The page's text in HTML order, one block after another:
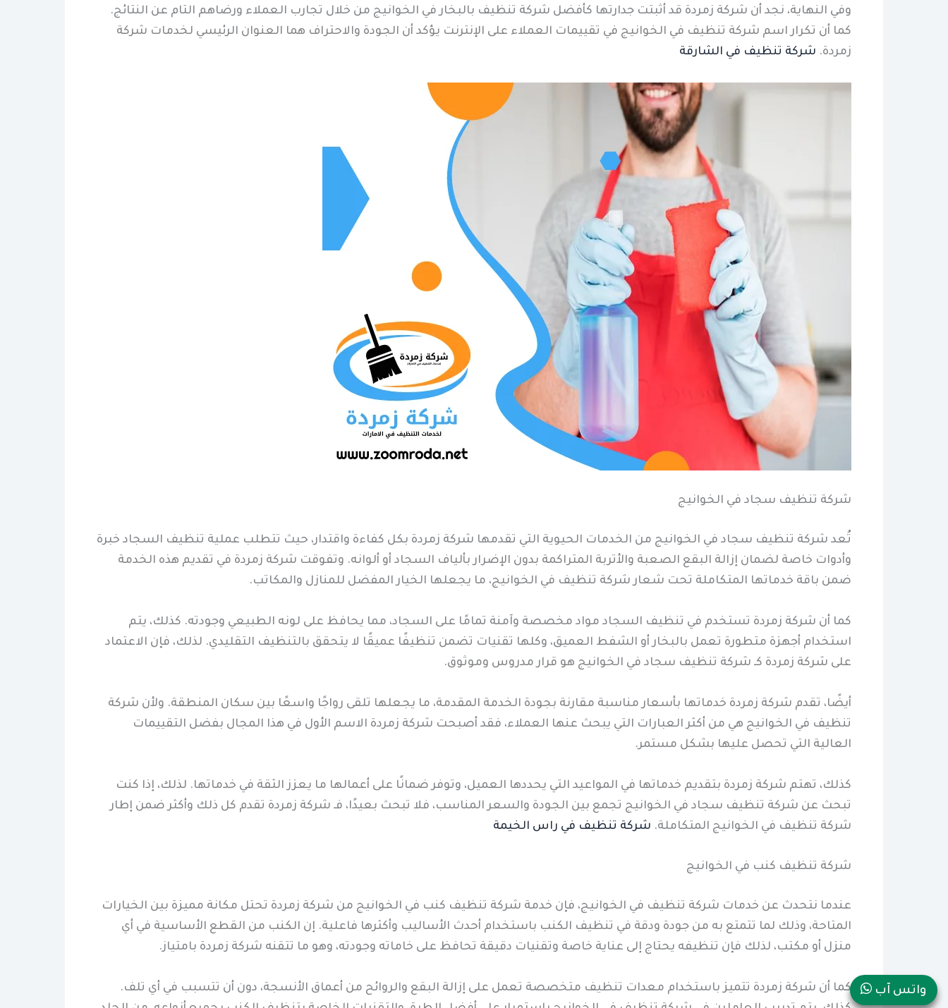
وفي النهاية، نجد أن شركة زمردة قد أثبتت جدارتها كأفضل شركة تنظيف بالبخار في الخوانيج من خلال تجارب العملاء ورضاهم التام عن النتائج.
كما أن تكرار اسم شركة تنظيف في الخوانيج في تقييمات العملاء على الإنترنت يؤكد أن الجودة والاحتراف هما العنوان الرئيسي لخدمات شركة
زمردة. شركة تنظيف في الشارقة
شركة تنظيف سجاد في الخوانيج
تُعد شركة تنظيف سجاد في الخوانيج من الخدمات الحيوية التي تقدمها شركة زمردة بكل كفاءة واقتدار، حيث تتطلب عملية تنظيف السجاد خبرة
وأدوات خاصة لضمان إزالة البقع الصعبة والأتربة المتراكمة بدون الإضرار بألياف السجاد أو ألوانه. وتفوقت شركة زمردة في تقديم هذه الخدمة
ضمن باقة خدماتها المتكاملة تحت شعار شركة تنظيف في الخوانيج، ما يجعلها الخيار المفضل للمنازل والمكاتب.
كما أن شركة زمردة تستخدم في تنظيف السجاد مواد مخصصة وآمنة تمامًا على السجاد، مما يحافظ على لونه الطبيعي وجودته. كذلك، يتم
استخدام أجهزة متطورة تعمل بالبخار أو الشفط العميق، وكلها تقنيات تضمن تنظيفًا عميقًا لا يتحقق بالتنظيف التقليدي. لذلك، فإن الاعتماد
على شركة زمردة كـ شركة تنظيف سجاد في الخوانيج هو قرار مدروس وموثوق.
أيضًا، تقدم شركة زمردة خدماتها بأسعار مناسبة مقارنة بجودة الخدمة المقدمة، ما يجعلها تلقى رواجًا واسعًا بين سكان المنطقة. ولأن شركة
تنظيف في الخوانيج هي من أكثر العبارات التي يبحث عنها العملاء، فقد أصبحت شركة زمردة الاسم الأول في هذا المجال بفضل التقييمات
العالية التي تحصل عليها بشكل مستمر.
كذلك، تهتم شركة زمردة بتقديم خدماتها في المواعيد التي يحددها العميل، وتوفر ضمانًا على أعمالها ما يعزز الثقة في خدماتها. لذلك، إذا كنت
تبحث عن شركة تنظيف سجاد في الخوانيج تجمع بين الجودة والسعر المناسب، فلا تبحث بعيدًا، فـ شركة زمردة تقدم كل ذلك وأكثر ضمن إطار
شركة تنظيف في الخوانيج المتكاملة. شركة تنظيف في راس الخيمة
شركة تنظيف كنب في الخوانيج
عندما نتحدث عن خدمات شركة تنظيف في الخوانيج، فإن خدمة شركة تنظيف كنب في الخوانيج من شركة زمردة تحتل مكانة مميزة بين الخيارات
المتاحة، وذلك لما تتمتع به من جودة ودقة في تنظيف الكنب باستخدام أحدث الأساليب وأكثرها فاعلية. إن الكنب من القطع الأساسية في أي
منزل أو مكتب، لذلك فإن تنظيفه يحتاج إلى عناية خاصة وتقنيات دقيقة تحافظ على خاماته وجودته، وهو ما تتقنه شركة زمردة بامتياز.
كما أن شركة زمردة تتميز باستخدام معدات تنظيف متخصصة تعمل على إزالة البقع والروائح من أعماق الأنسجة، دون أن تتسبب في أي تلف.
واتس آب